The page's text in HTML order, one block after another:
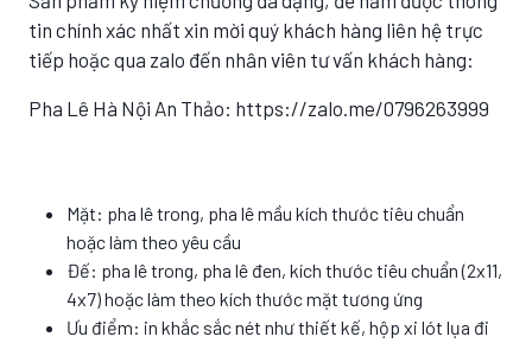
tin chính xác nhất xin mời quý khách hàng liên hệ trực
tiếp hoặc qua zalo đến nhân viên tư vấn khách hàng:
Pha Lê Hà Nội An Thảo: https://zalo.me/0796263999
Mặt: pha lê trong, pha lê mầu kích thước tiêu chuẩn
hoặc làm theo yêu cầu
Đế: pha lê trong, pha lê đen, kích thước tiêu chuẩn (2x11,
4x7) hoặc làm theo kích thước mặt tương ứng
Ưu điểm: in khắc sắc nét như thiết kế, hộp xi lót lụa đi